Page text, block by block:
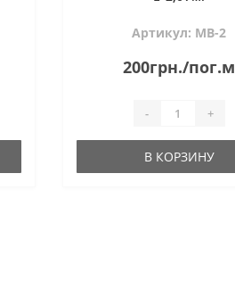
Артикул: МВ-2
200грн./пог.м
- +
В КОРЗИНУ